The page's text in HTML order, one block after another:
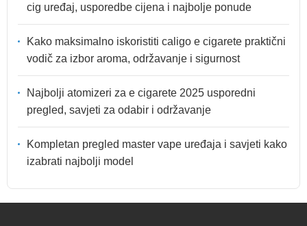
cig uređaj, usporedbe cijena i najbolje ponude
Kako maksimalno iskoristiti caligo e cigarete praktični
vodič za izbor aroma, održavanje i sigurnost
Najbolji atomizeri za e cigarete 2025 usporedni
pregled, savjeti za odabir i održavanje
Kompletan pregled master vape uređaja i savjeti kako
izabrati najbolji model